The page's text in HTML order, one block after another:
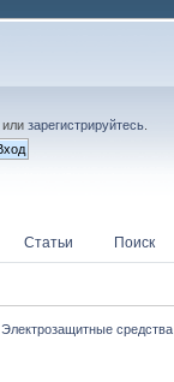
илизарегистрируйтесь
Статьи Поиск
Электрозащитные средства